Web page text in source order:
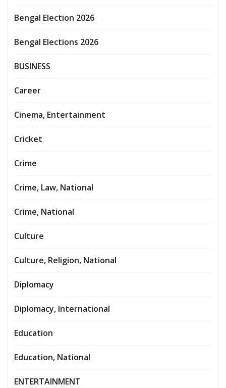
Bengal Election 2026
Bengal Elections 2026
BUSINESS
Career
Cinema, Entertainment
Cricket
Crime
Crime, Law, National
Crime, National
Culture
Culture, Religion, National
Diplomacy
Diplomacy, International
Education
Education, National
ENTERTAINMENT